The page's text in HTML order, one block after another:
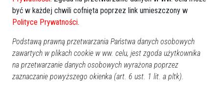
pomoc w sprawie uszkodzonego Audi
[WIDEO]
być w każdej chwili cofnięta poprzez link umieszczony w
Polityce Prywatności.
Podstawą prawną przetwarzania Państwa danych osobowych
zawartych w plikach cookie w ww. celu, jest zgoda użytkownika
na przetwarzanie danych osobowych wyrażona poprzez
zaznaczanie powyższego okienka (art. 6 ust. 1 lit. a pltk).